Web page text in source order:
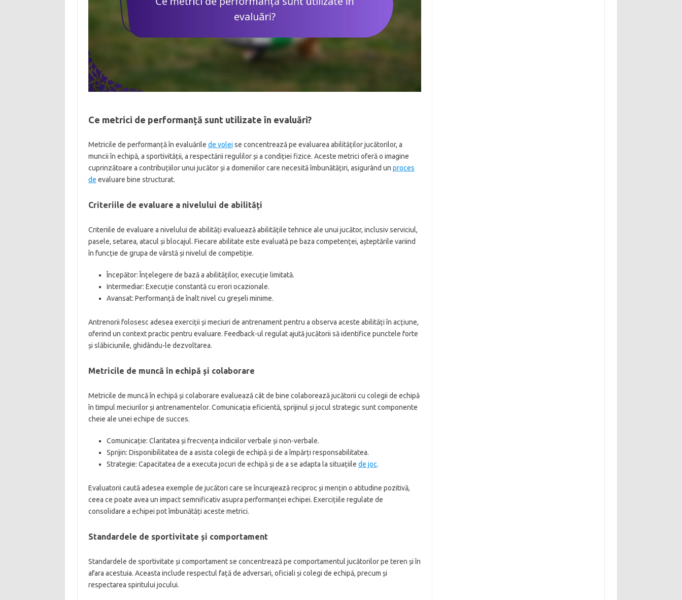
Ce metrici de performanță sunt utilizate în evaluări?
Metricile de performanță în evaluările de volei se concentrează pe evaluarea abilităților jucătorilor, a
muncii în echipă, a sportivității, a respectării regulilor și a condiției fizice. Aceste metrici oferă o imagine
cuprinzătoare a contribuțiilor unui jucător și a domeniilor care necesită îmbunătățiri, asigurând un proces
de evaluare bine structurat.
Criteriile de evaluare a nivelului de abilități
Criteriile de evaluare a nivelului de abilități evaluează abilitățile tehnice ale unui jucător, inclusiv serviciul,
pasele, setarea, atacul și blocajul. Fiecare abilitate este evaluată pe baza competenței, așteptările variind
în funcție de grupa de vârstă și nivelul de competiție.
Începător: Înțelegere de bază a abilităților, execuție limitată.
Intermediar: Execuție constantă cu erori ocazionale.
Avansat: Performanță de înalt nivel cu greșeli minime.
Antrenorii folosesc adesea exerciții și meciuri de antrenament pentru a observa aceste abilități în acțiune,
oferind un context practic pentru evaluare. Feedback-ul regulat ajută jucătorii să identifice punctele forte
și slăbiciunile, ghidându-le dezvoltarea.
Metricile de muncă în echipă și colaborare
Metricile de muncă în echipă și colaborare evaluează cât de bine colaborează jucătorii cu colegii de echipă
în timpul meciurilor și antrenamentelor. Comunicația eficientă, sprijinul și jocul strategic sunt componente
cheie ale unei echipe de succes.
Comunicație: Claritatea și frecvența indiciilor verbale și non-verbale.
Sprijin: Disponibilitatea de a asista colegii de echipă și de a împărți responsabilitatea.
Strategie: Capacitatea de a executa jocuri de echipă și de a se adapta la situațiile de joc.
Evaluatorii caută adesea exemple de jucători care se încurajează reciproc și mențin o atitudine pozitivă,
ceea ce poate avea un impact semnificativ asupra performanței echipei. Exercițiile regulate de
consolidare a echipei pot îmbunătăți aceste metrici.
Standardele de sportivitate și comportament
Standardele de sportivitate și comportament se concentrează pe comportamentul jucătorilor pe teren și în
afara acestuia. Aceasta include respectul față de adversari, oficiali și colegi de echipă, precum și
respectarea spiritului jocului.